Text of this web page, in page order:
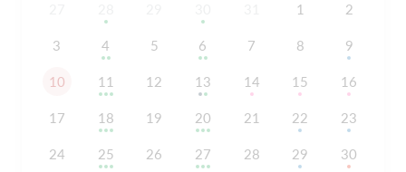
1 2
3 4 5 6 7 8 9
10 11 12 13 14 15 16
17 18 19 20 21 22 23
24 25 26 27 28 29 30